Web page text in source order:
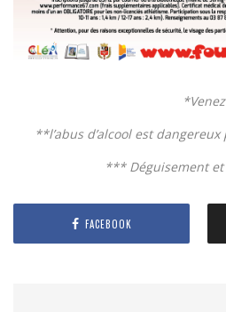
**l’abus d’alcool est
*** Déguisement
FACEBOOK